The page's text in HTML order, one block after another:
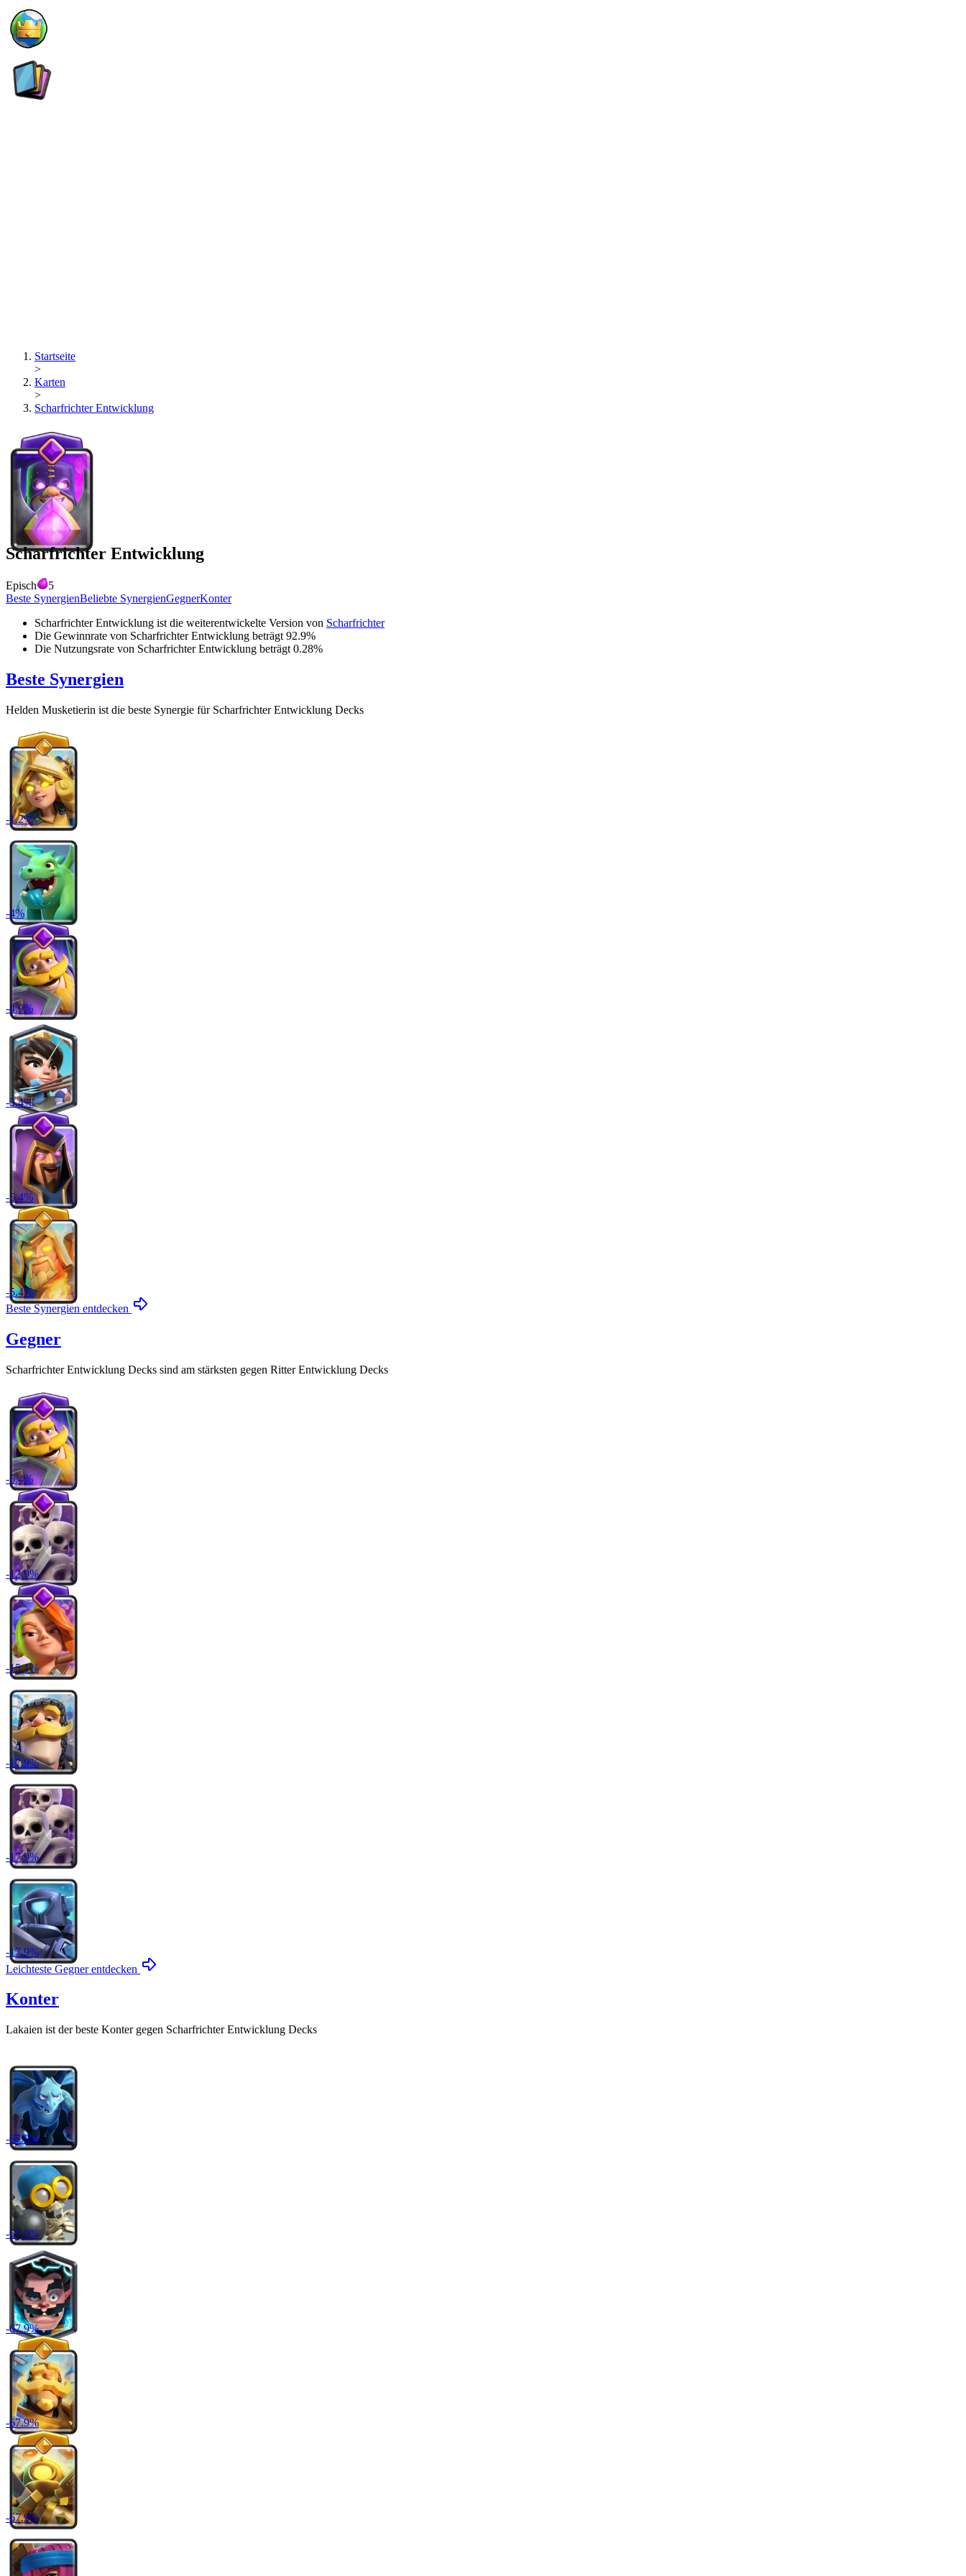
Startseite
>
Karten
>
Scharfrichter Entwicklung
Scharfrichter Entwicklung
Episch
5
Beste SynergienBeliebte SynergienGegnerKonter
Scharfrichter Entwicklung ist die weiterentwickelte Version von Scharfrichter
Die Gewinnrate von Scharfrichter Entwicklung beträgt 92.9%
Die Nutzungsrate von Scharfrichter Entwicklung beträgt 0.28%
Beste Synergien
Helden Musketierin ist die beste Synergie für Scharfrichter Entwicklung Decks
-1.2%
-4%
-4.9%
-5.4%
-5.4%
-5.4%
Beste Synergien entdecken
Gegner
Scharfrichter Entwicklung Decks sind am stärksten gegen Ritter Entwicklung Decks
-5.4%
-12.9%
-15.1%
-17.9%
-17.9%
-17.9%
Leichteste Gegner entdecken
Konter
Lakaien ist der beste Konter gegen Scharfrichter Entwicklung Decks
-67.9%
-67.9%
-67.9%
-67.9%
-67.9%